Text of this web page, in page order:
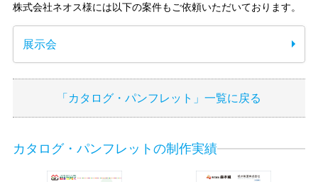
株式会社ネオス様には以下の案件もご依頼いただいております。
展示会
「カタログ・パンフレット」一覧に戻る
カタログ・パンフレットの制作実績